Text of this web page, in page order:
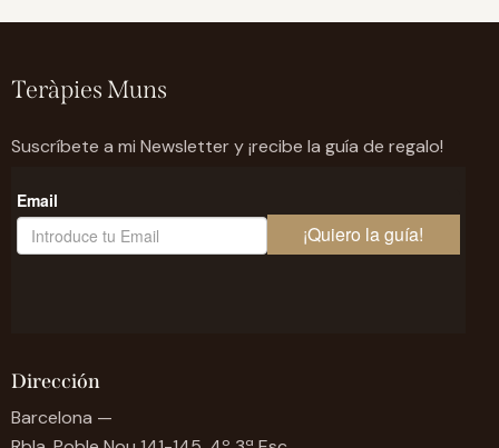
Teràpies Muns
Suscríbete a mi Newsletter y ¡recibe la guía de regalo!
Dirección
Barcelona —